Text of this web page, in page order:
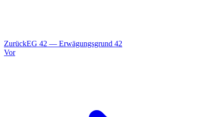
ZurückEG 42 — Erwägungsgrund 42
Vor